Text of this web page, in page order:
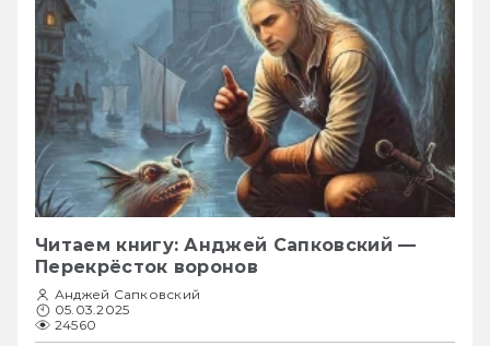
Читаем книгу: Анджей Сапковский —
Перекрёсток воронов
Анджей Сапковский
05.03.2025
24560